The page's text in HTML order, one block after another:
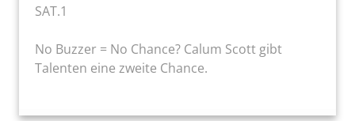
SAT.1
No Buzzer = No Chance? Calum Scott gibt
Talenten eine zweite Chance.